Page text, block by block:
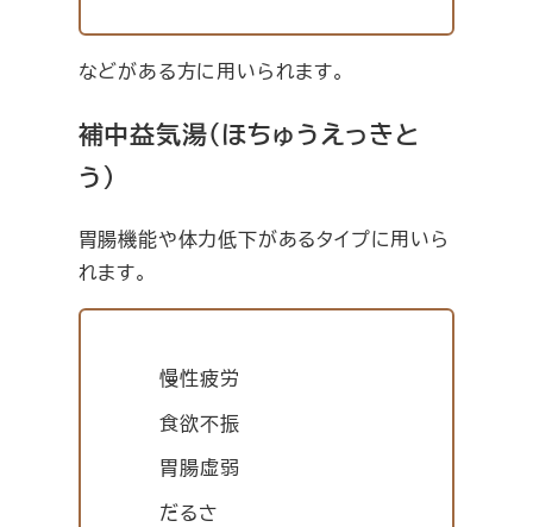
などがある方に用いられます。
補中益気湯（ほちゅうえっきと
う）
胃腸機能や体力低下があるタイプに用いら
れます。
慢性疲労
食欲不振
胃腸虚弱
だるさ